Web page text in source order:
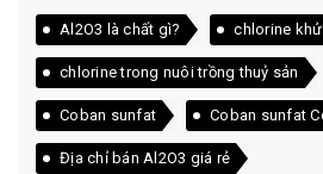
Al2O3 là chất gì? chlorine
chlorine trong nuôi trồng thuỷ sản
Coban sunfat Coban sunfat
Địa chỉ bán Al2O3 giá rẻ